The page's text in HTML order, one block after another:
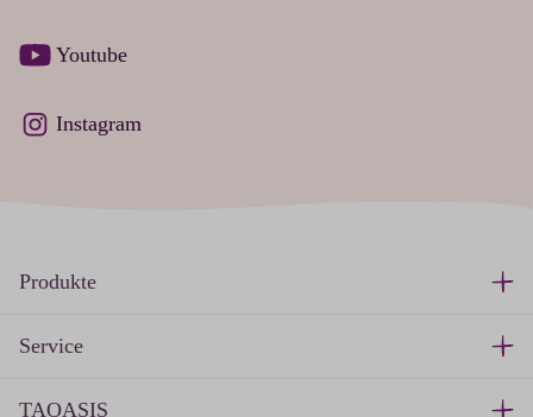
Youtube
Instagram
Produkte
Service
TAOASIS